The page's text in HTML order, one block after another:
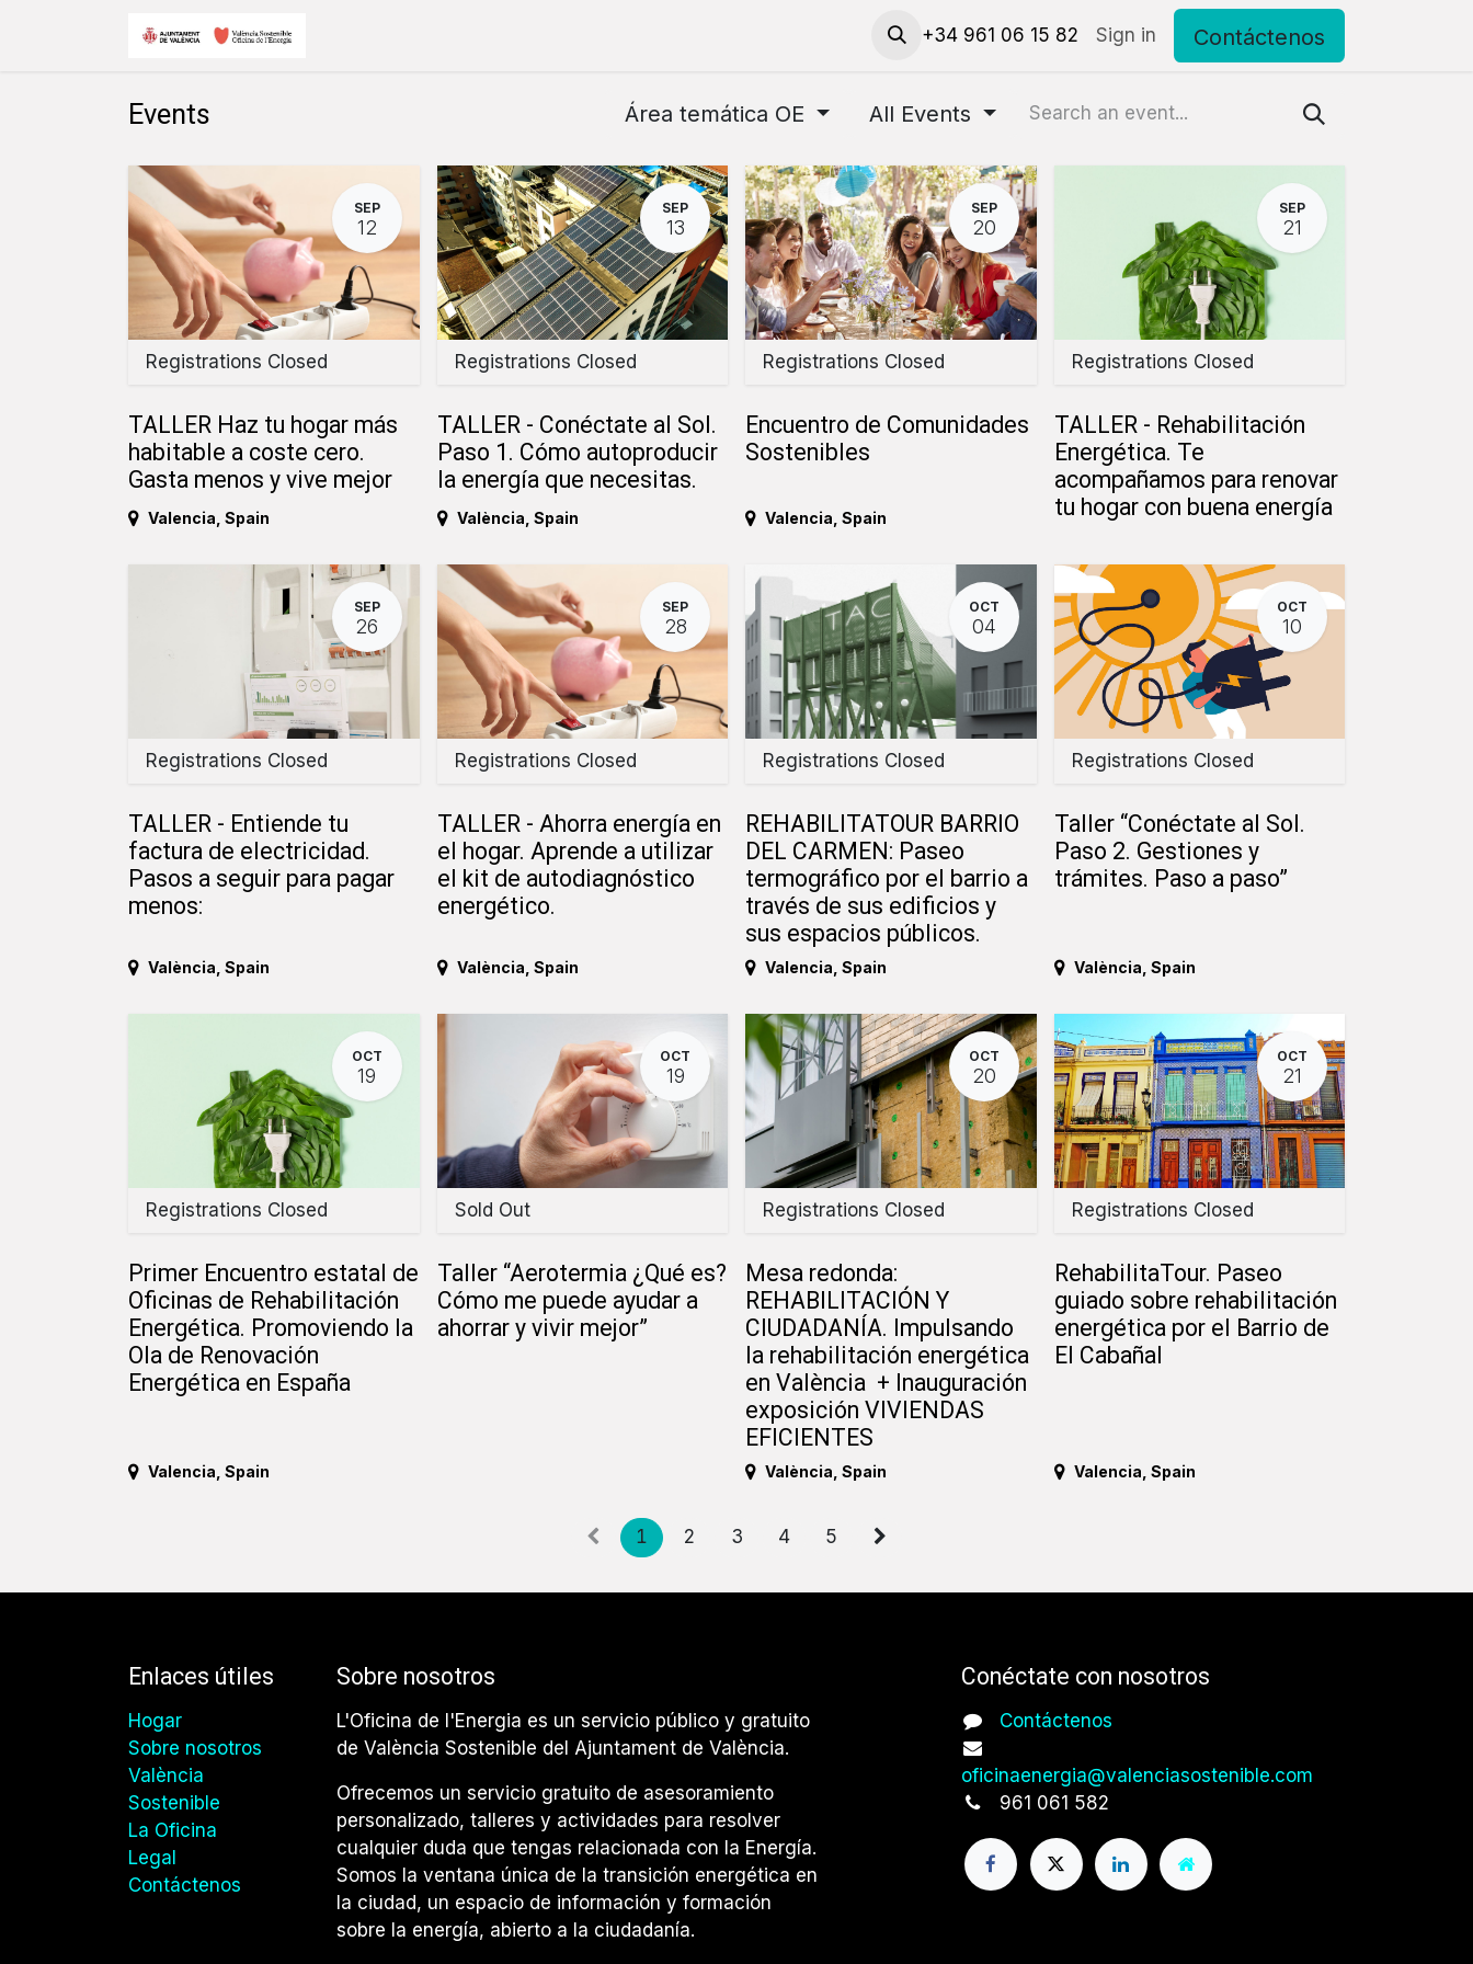
​Solicitud de servicios y préstamo de materiales Pide tu cita personalizada Contacto
+34 961 06 15 82 Sign in Contáctenos
Events Área temática OE All Events
SEP
12
Registrations Closed
TALLER Haz tu hogar más
habitable a coste cero.
Gasta menos y vive mejor
Valencia Spain
SEP
13
Registrations Closed
TALLER - Conéctate al Sol.
Paso 1. Cómo autoproducir
la energía que necesitas.
València Spain
SEP
20
Registrations Closed
Encuentro de Comunidades
Sostenibles
Valencia Spain
SEP
21
Registrations Closed
TALLER - Rehabilitación
Energética. Te
acompañamos para renovar
tu hogar con buena energía
SEP
26
Registrations Closed
TALLER - Entiende tu
factura de electricidad.
Pasos a seguir para pagar
menos:
València Spain
SEP
28
Registrations Closed
TALLER - Ahorra energía en
el hogar. Aprende a utilizar
el kit de autodiagnóstico
energético.
València Spain
OCT
04
Registrations Closed
REHABILITATOUR BARRIO
DEL CARMEN: Paseo
termográfico por el barrio a
través de sus edificios y
sus espacios públicos.
Valencia Spain
OCT
10
Registrations Closed
Taller “Conéctate al Sol.
Paso 2. Gestiones y
trámites. Paso a paso”
València Spain
OCT
19
Registrations Closed
Primer Encuentro estatal de
Oficinas de Rehabilitación
Energética. Promoviendo la
Ola de Renovación
Energética en España
Valencia Spain
OCT
19
Sold Out
Taller “Aerotermia ¿Qué es?
Cómo me puede ayudar a
ahorrar y vivir mejor”
OCT
20
Registrations Closed
Mesa redonda:
REHABILITACIÓN Y
CIUDADANÍA. Impulsando
la rehabilitación energética
en València + Inauguración
exposición VIVIENDAS
EFICIENTES
València Spain
OCT
21
Registrations Closed
RehabilitaTour. Paseo
guiado sobre rehabilitación
energética por el Barrio de
El Cabañal
Valencia Spain
1 2 3 4 5
Enlaces útiles
Hogar
Sobre nosotros
València
Sostenible
La Oficina
Legal
Contáctenos
Sobre nosotros
L'Oficina de l'Energia es un servicio público y gratuito
de València Sostenible del Ajuntament de València.
Ofrecemos un servicio gratuito de asesoramiento
personalizado, talleres y actividades para resolver
cualquier duda que tengas relacionada con la Energía.
Somos la ventana única de la transición energética en
la ciudad, un espacio de información y formación
sobre la energía, abierto a la ciudadanía.
Conéctate con nosotros
Contáctenos
oficinaenergia@valenciasostenible.com
961 061 582